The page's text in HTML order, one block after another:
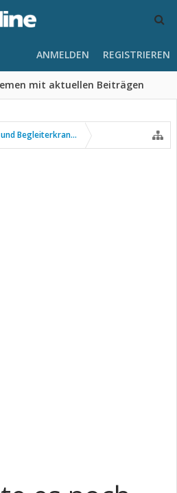
mit aktuellen Beiträgen
ANMELDEN REGISTRIEREN
Begleiterkrankungen